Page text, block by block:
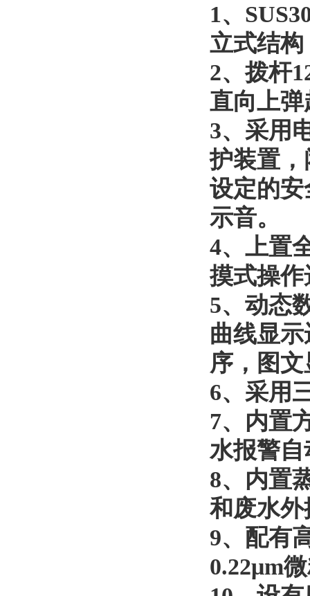
1、
立式结
2、拨杆
直向上
3、 采用
护装置
设定的
示音。
4、 上置
摸式操
5、 动态
曲线显
序，图
6、 采用
7、 内置
水报警
8、 内置
和废水
9、 配有
0.22μm